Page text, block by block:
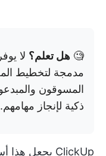
🧐 هل تعلم؟
مدمجة لتخطيط
المسوقون
ذكية لإنجاز مهامهم.
ClickUp يجعل هذا أسهل من أي وقت مضى. استخدم